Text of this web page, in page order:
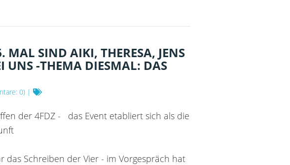
DEM
MAL SIND AIKI, THERESA, JENS
UNS -THEMA DIESMAL: DAS
0) |
der 4FDZ - das Event etabliert sich als die
das Schreiben der Vier - im Vorgespräch hat